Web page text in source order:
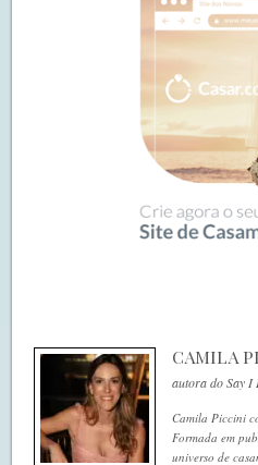
CAMILA
autora do Say I
Camila Piccini
Formada em
universo de